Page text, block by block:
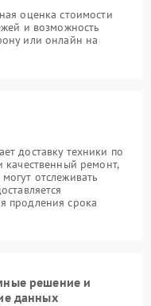
оценка стоимости
и возможность
или онлайн на
доставку техники по
качественный ремонт,
отслеживать
продления срока
решение и
данных